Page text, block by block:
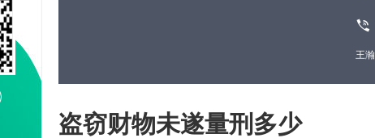
盗窃财物未遂量刑多少